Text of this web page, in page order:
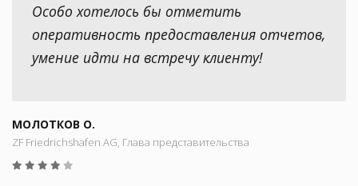
Особо хотелось бы отметить
оперативность предоставления отчетов,
умение идти на встречу клиенту!
МОЛОТКОВ О.
ZF Friedrichshafen AG, Глава представительства